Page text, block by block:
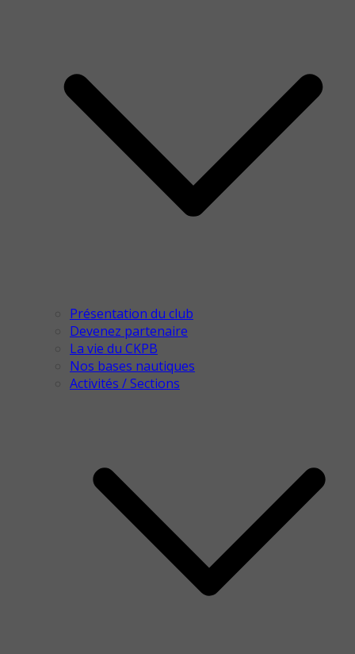
Présentation du club
Devenez partenaire
La vie du CKPB
Nos bases nautiques
Activités / Sections